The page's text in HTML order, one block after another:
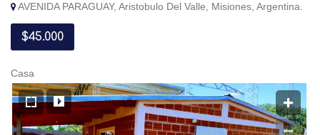
AVENIDA PARAGUAY, Aristobulo Del Valle, Misiones, Argentina.
$45.000
Casa